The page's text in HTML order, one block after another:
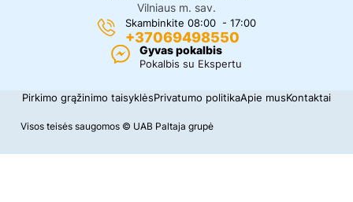
Vilniaus m. sav.
Skambinkite 08:00 - 17:00
+37069498550
Gyvas pokalbis
Pokalbis su Ekspertu
Visos teisės saugomos © UAB Paltaja grupė
Pirkimo grąžinimo taisyklėsPrivatumo politikaApie musKontaktai